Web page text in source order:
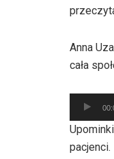
Anna
cała
plików
pacjenci.